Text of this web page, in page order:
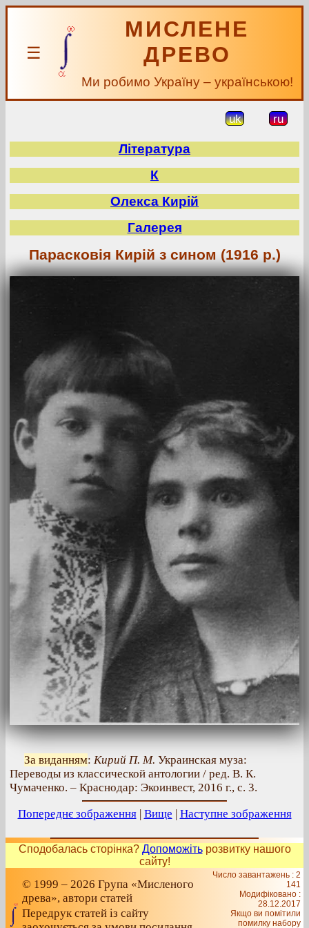
☰
МИСЛЕНЕ
ДРЕВО
Ми робимо Україну – українською!
uk ru
Література
К
Олекса Кирій
Галерея
Парасковія Кирій з сином (1916 р.)
За виданням: Кирий П. М. Украинская муза:
Переводы из классической антологии / ред. В. К.
Чумаченко. – Краснодар: Экоинвест, 2016 г., с. 3.
Попереднє зображення| Вище Наступне зображення
Сподобалась сторінка? Допоможітьрозвитку нашого
сайту!
© 1999 – 2026 Група «Мисленого
древа», автори статей
Передрук статей із сайту
Число завантажень : 2
141
Модифіковано :
28.12.2017
Якщо ви помітили
помилку набору